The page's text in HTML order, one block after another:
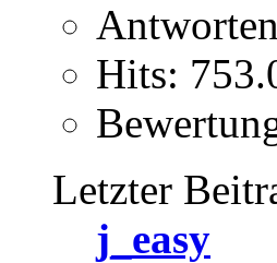
Hits:
Letzter
j_easy